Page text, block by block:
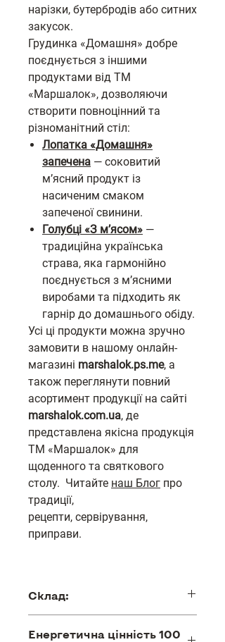
нарізки, бутербродів або ситних
закусок.
Грудинка «Домашня» добре
поєднується з іншими
продуктами від ТМ
«Маршалок», дозволяючи
створити повноцінний та
різноманітний стіл:
Лопатка «Домашня»
запечена — соковитий
м’ясний продукт із
насиченим смаком
запеченої свинини.
Голубці «З м’ясом» —
традиційна українська
страва, яка гармонійно
поєднується з м’ясними
виробами та підходить як
гарнір до домашнього обіду.
Усі ці продукти можна зручно
замовити в нашому онлайн-
магазині marshalok.ps.me, а
також переглянути повний
асортимент продукції на сайті
marshalok.com.ua, де
представлена якісна продукція
ТМ «Маршалок» для
щоденного та святкового
столу. Читайте наш Блог про
традиції,
рецепти, сервірування,
приправи.
Склад:
чи без, товщиною сала не більше 2,5
Енергетична цінність 100